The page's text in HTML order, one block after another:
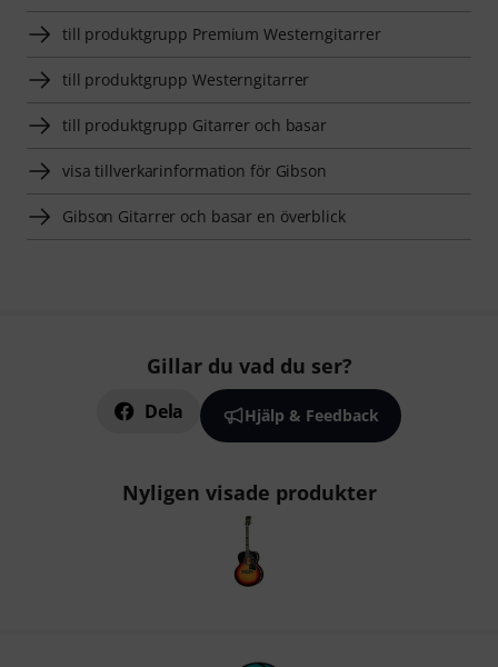
till produktgrupp Premium Westerngitarrer
till produktgrupp Westerngitarrer
till produktgrupp Gitarrer och basar
visa tillverkarinformation för Gibson
Gibson Gitarrer och basar en överblick
Gillar du vad du ser?
Dela Hjälp & Feedback
Nyligen visade produkter